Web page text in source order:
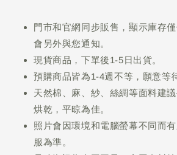
門市和官網同步販售，顯示庫存
會另外與您通知。
現貨商品，下單後1-5日出貨。
預購商品皆為1-4週不等，願意等
天然棉、麻、紗、絲綢等面料建
烘乾，平晾為佳。
照片會因環境和電腦螢幕不同而
服為準。